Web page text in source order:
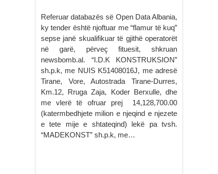
Referuar databazës së Open Data Albania,
ky tender është njoftuar me “flamur të kuq”
sepse janë skualifikuar të gjithë operatorët
në garë, përveç fituesit, shkruan
newsbomb.al. “I.D.K KONSTRUKSION”
sh.p.k, me NUIS K51408016J, me adresë
Tirane, Vore, Autostrada Tirane-Durres,
Km.12, Rruga Zaja, Koder Berxulle, dhe
me vlerë të ofruar prej 14,128,700.00
(katermbedhjete milion e njeqind e njezete
e tete mije e shtateqind) lekë pa tvsh.
“MADEKONST” sh.p.k, me…